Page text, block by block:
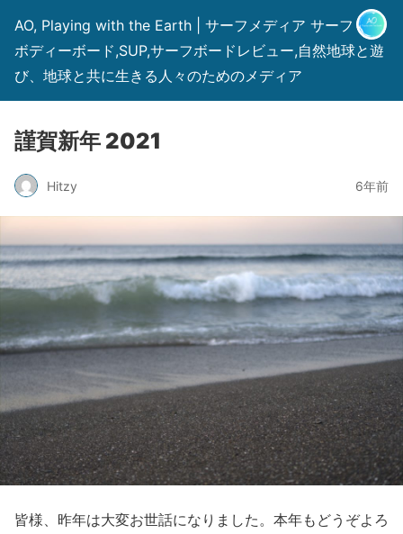
AO, Playing with the Earth | サーフメディア サーフィン,
ボディーボード,SUP,サーフボードレビュー,自然地球と遊
び、地球と共に生きる人々のためのメディア
謹賀新年 2021
Hitzy 6年前
皆様、昨年は大変お世話になりました。本年もどうぞよろ